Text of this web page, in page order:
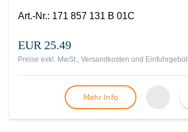
Art.-Nr.: 171 857 131 B 01C
EUR 25.49
Preise exkl. MwSt., Versandkosten und
Mehr Info